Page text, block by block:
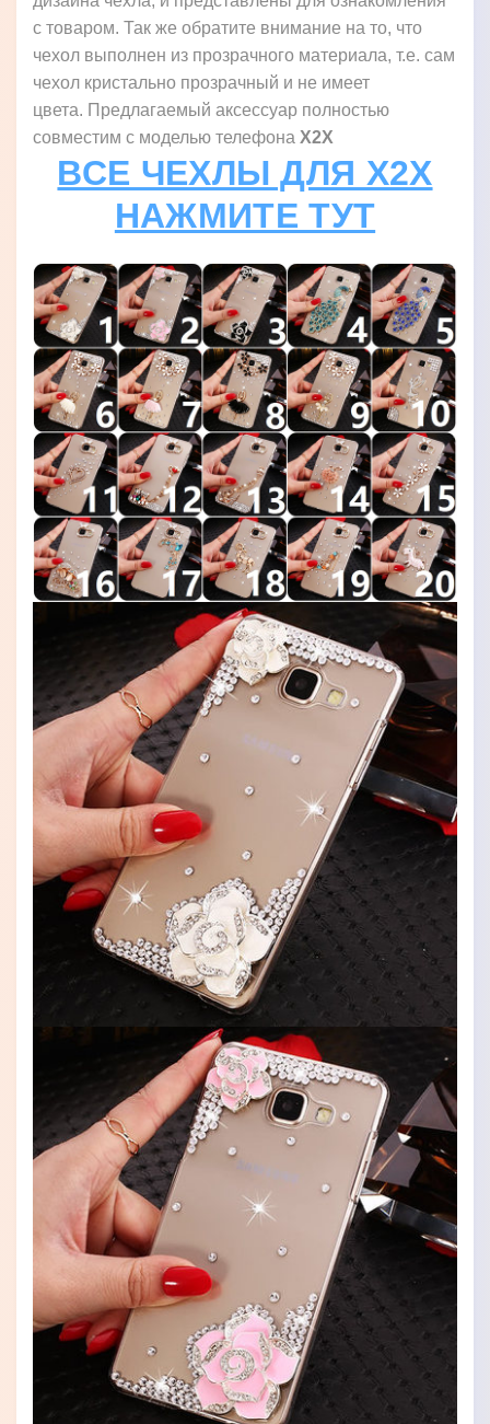
с товаром. Так же обратите внимание на то, что
чехол выполнен из прозрачного материала, т.е. сам
чехол кристально прозрачный и не имеет
цвета. Предлагаемый аксессуар полностью
совместим с моделью телефона X2X
ВСЕ ЧЕХЛЫ ДЛЯ X2X
НАЖМИТЕ ТУТ